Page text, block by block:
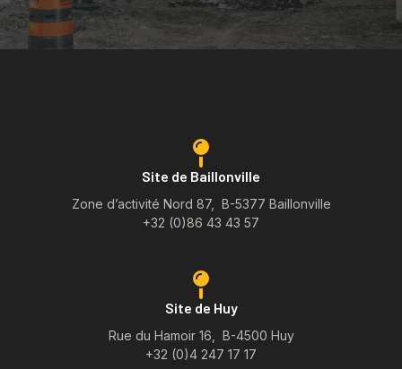
Site de Baillonville
Zone d’activité Nord 87, B-5377 Baillonville
+32 (0)86 43 43 57
Site de Huy
Rue du Hamoir 16, B-4500 Huy
+32 (0)4 247 17 17